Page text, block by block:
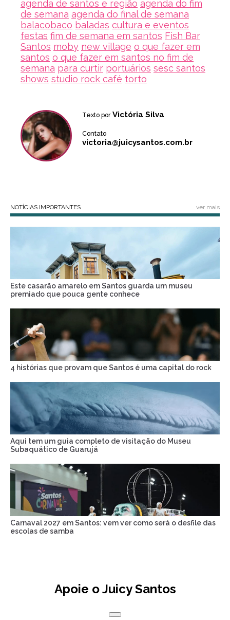
agenda de santos e região agenda do fim
de semana agenda do final de semana
balacobaco baladas cultura e eventos
festas fim de semana em santos Fish Bar
Santos moby new village o que fazer em
santos o que fazer em santos no fim de
semana para curtir portuários sesc santos
shows studio rock café torto
Texto por Victória Silva
Contato
victoria@juicysantos.com.br
NOTÍCIAS IMPORTANTES ver mais
Este casarão amarelo em Santos guarda um museu
premiado que pouca gente conhece
4 histórias que provam que Santos é uma capital do rock
Aqui tem um guia completo de visitação do Museu
Subaquático de Guarujá
Carnaval 2027 em Santos: vem ver como será o desfile das
escolas de samba
Apoie o Juicy Santos